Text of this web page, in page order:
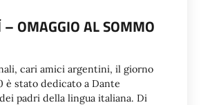
OMAGGIO AL SOMMO
cari amici argentini, il giorno
è stato dedicato a Dante
padri della lingua italiana. Di